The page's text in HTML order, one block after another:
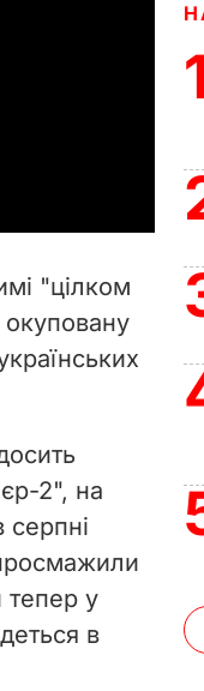
"цілком
2", на
серпні
тепер у
в